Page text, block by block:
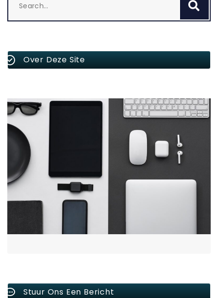
for:
Over Deze Site
Stuur Ons Een Bericht